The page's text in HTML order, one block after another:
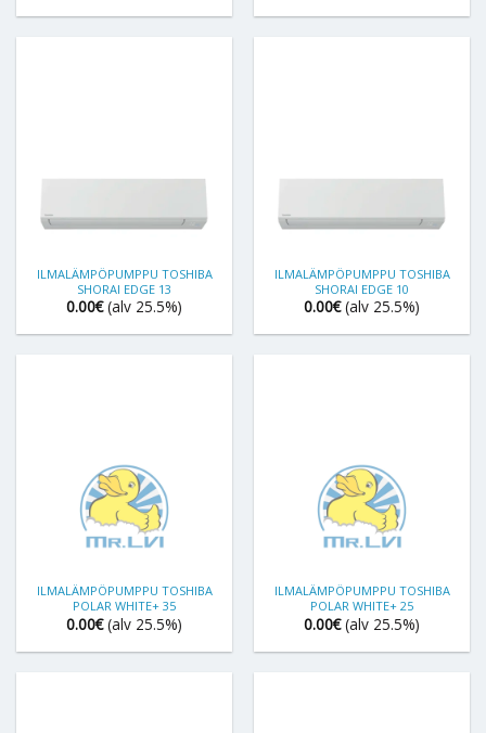
ILMALÄMPÖPUMPPU TOSHIBA
SHORAI EDGE 13
0.00€ (alv 25.5%)
ILMALÄMPÖPUMPPU TOSHIBA
SHORAI EDGE 10
0.00€ (alv 25.5%)
ILMALÄMPÖPUMPPU TOSHIBA
POLAR WHITE+ 35
0.00€ (alv 25.5%)
ILMALÄMPÖPUMPPU TOSHIBA
POLAR WHITE+ 25
0.00€ (alv 25.5%)